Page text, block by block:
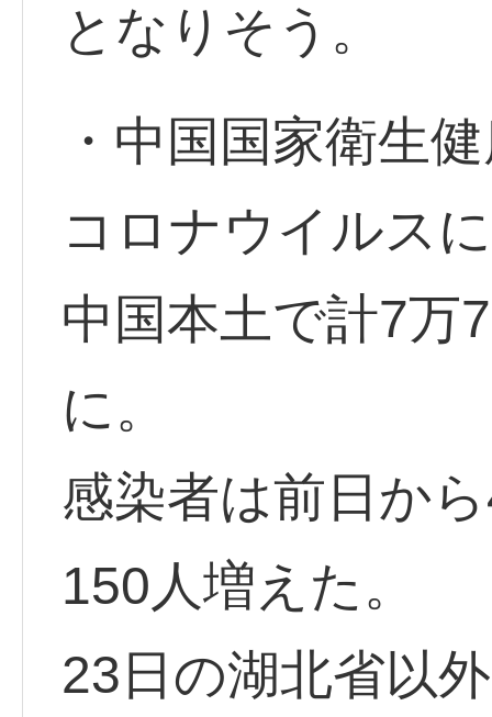
となりそう。
・中国国家衛生
コロナウイルス
中国本土で計7万
に。
感染者は前日か
150人増えた。
23日の湖北省以